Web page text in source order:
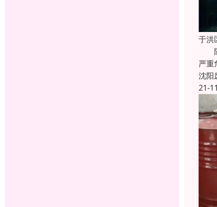
于洪
随
严重
沈阳
21-